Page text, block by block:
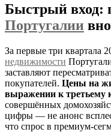
Быстрый вход:
Португалии
За первые три квартала
недвижимости
заставляют
покупателей. Цены на
выражении к третьему
совершённых
цифры — не анонс
что спрос в премиум-